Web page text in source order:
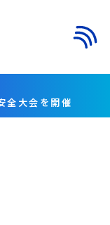
全大会を開催